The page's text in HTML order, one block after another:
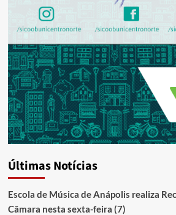
Últimas Notícias
Escola de Música de Anápolis realiza
Câmara nesta sexta-feira (7)